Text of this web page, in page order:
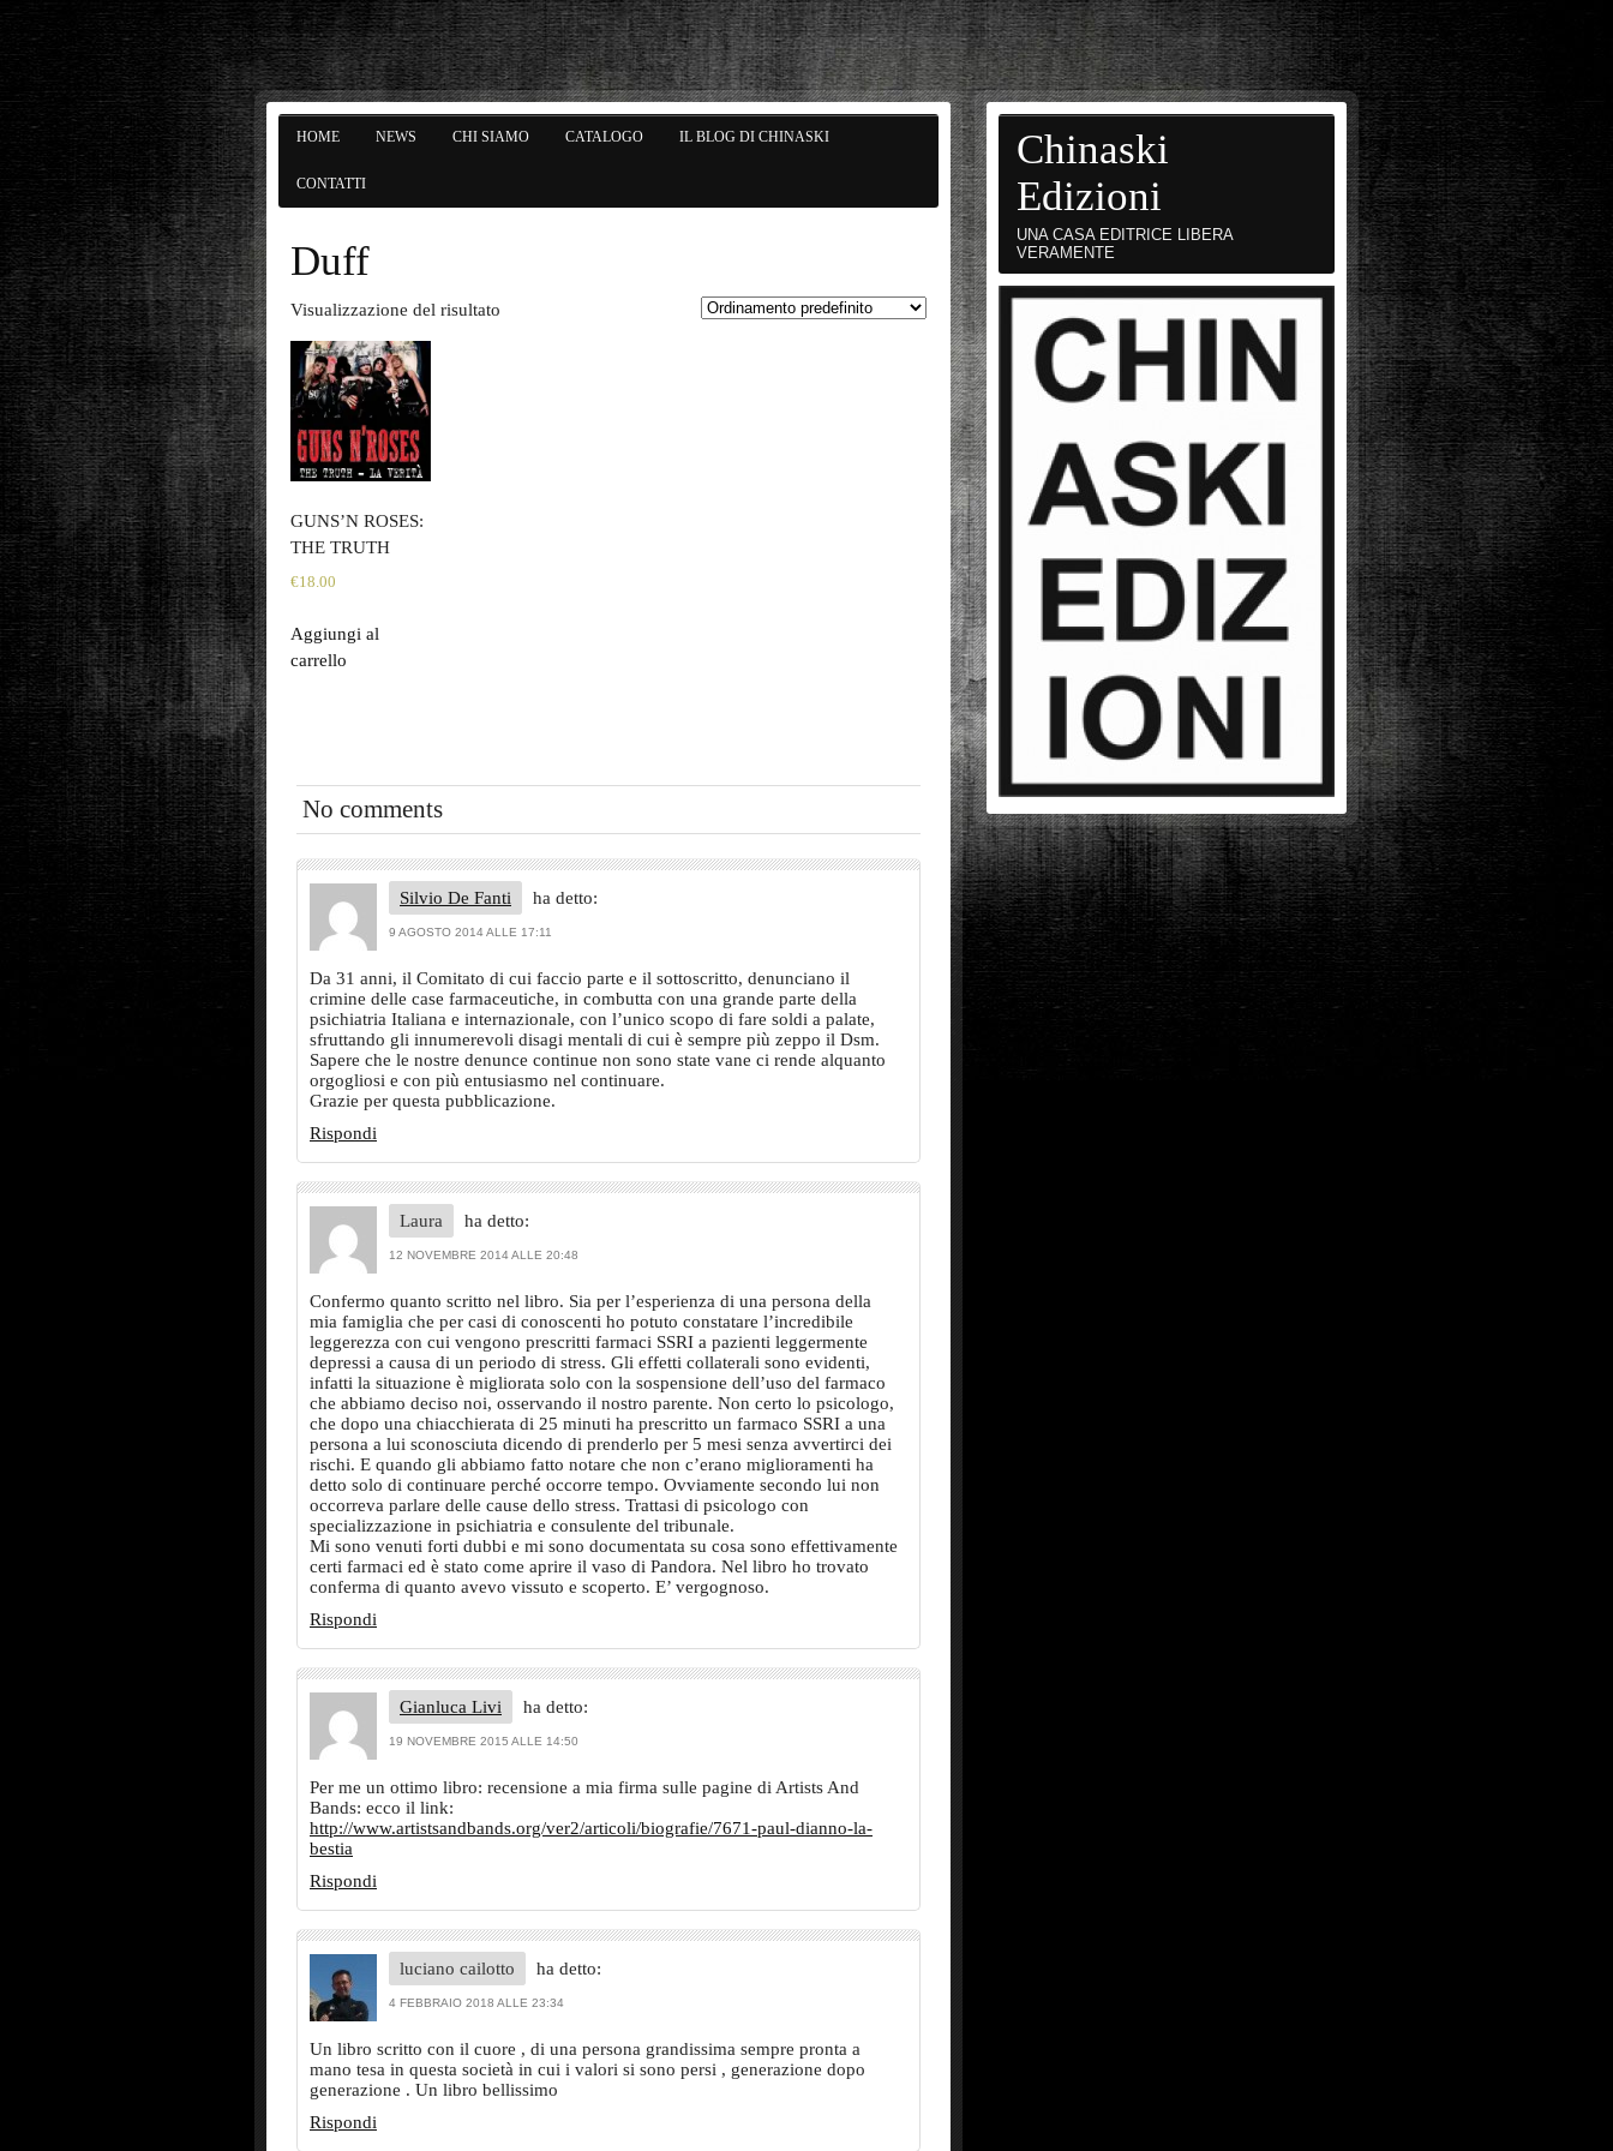
HOME NEWS CHI SIAMO CATALOGO IL BLOG DI CHINASKI
CONTATTI
Duff
Visualizzazione del risultato
GUNS’N ROSES:
THE TRUTH
€18.00
Aggiungi al
carrello
No comments
Silvio De Fanti ha detto:
9 AGOSTO 2014 ALLE 17:11
Da 31 anni, il Comitato di cui faccio parte e il sottoscritto, denunciano il
crimine delle case farmaceutiche, in combutta con una grande parte della
psichiatria Italiana e internazionale, con l’unico scopo di fare soldi a palate,
sfruttando gli innumerevoli disagi mentali di cui è sempre più zeppo il Dsm.
Sapere che le nostre denunce continue non sono state vane ci rende alquanto
orgogliosi e con più entusiasmo nel continuare.
Grazie per questa pubblicazione.
Rispondi
Laura ha detto:
12 NOVEMBRE 2014 ALLE 20:48
Confermo quanto scritto nel libro. Sia per l’esperienza di una persona della
mia famiglia che per casi di conoscenti ho potuto constatare l’incredibile
leggerezza con cui vengono prescritti farmaci SSRI a pazienti leggermente
depressi a causa di un periodo di stress. Gli effetti collaterali sono evidenti,
infatti la situazione è migliorata solo con la sospensione dell’uso del farmaco
che abbiamo deciso noi, osservando il nostro parente. Non certo lo psicologo,
che dopo una chiacchierata di 25 minuti ha prescritto un farmaco SSRI a una
persona a lui sconosciuta dicendo di prenderlo per 5 mesi senza avvertirci dei
rischi. E quando gli abbiamo fatto notare che non c’erano miglioramenti ha
detto solo di continuare perché occorre tempo. Ovviamente secondo lui non
occorreva parlare delle cause dello stress. Trattasi di psicologo con
specializzazione in psichiatria e consulente del tribunale.
Mi sono venuti forti dubbi e mi sono documentata su cosa sono effettivamente
certi farmaci ed è stato come aprire il vaso di Pandora. Nel libro ho trovato
conferma di quanto avevo vissuto e scoperto. E’ vergognoso.
Rispondi
Gianluca Livi ha detto:
19 NOVEMBRE 2015 ALLE 14:50
Per me un ottimo libro: recensione a mia firma sulle pagine di Artists And
Bands: ecco il link:
http://www.artistsandbands.org/ver2/articoli/biografie/7671-paul-dianno-la-
bestia
Rispondi
luciano cailotto ha detto:
4 FEBBRAIO 2018 ALLE 23:34
Un libro scritto con il cuore , di una persona grandissima sempre pronta a
mano tesa in questa società in cui i valori si sono persi , generazione dopo
generazione . Un libro bellissimo
Rispondi
Chinaski
Edizioni
UNA CASA EDITRICE LIBERA
VERAMENTE